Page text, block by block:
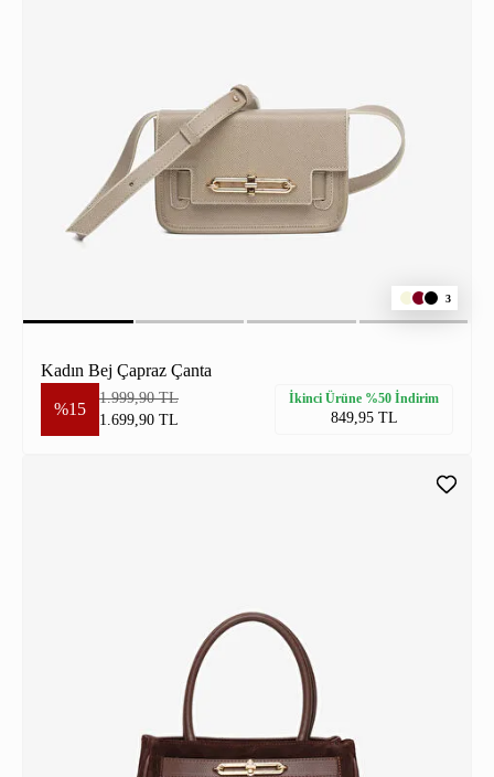
3
Kadın Bej Çapraz Çanta
%15
1.999,90 TL
1.699,90 TL
İkinci Ürüne %50 İndirim
849,95 TL